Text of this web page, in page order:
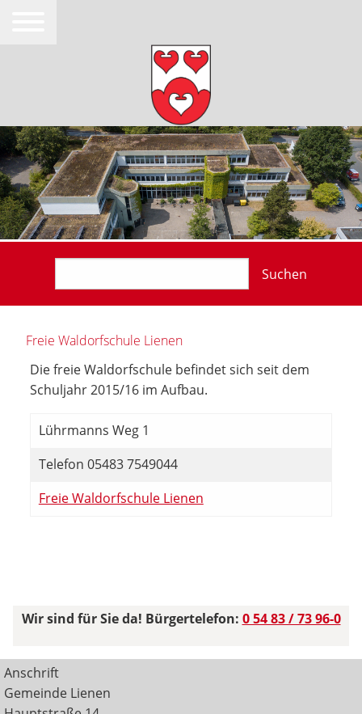
Suchen
Freie Waldorfschule Lienen
Die freie Waldorfschule befindet sich seit dem
Schuljahr 2015/16 im Aufbau.
Lührmanns Weg 1
Telefon 05483 7549044
Freie Waldorfschule Lienen
Wir sind für Sie da! Bürgertelefon: 0 54 83 / 73 96-0
Anschrift
Gemeinde Lienen